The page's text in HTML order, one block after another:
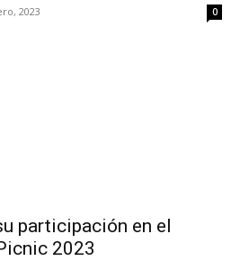
2023 0
participación en el
2023